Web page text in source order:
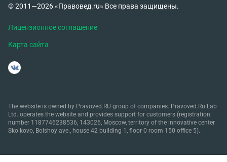
© 2011—2026 «Правовед.ru» Все права защищены.
Лицензионное соглашение
Карта сайта
The website is owned by Pravoved.RU group of companies. Pravoved.Ru Lab
Ltd. operates the website and provides support for customers (registration
number 1187746238536, 143026, Moscow, territory of the innovative center
Skolkovo, Bolshoy ave., house 42 building 1, floor 0 room 150 office 5).